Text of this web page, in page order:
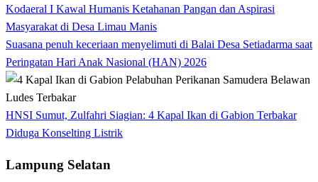
Kodaeral I Kawal Humanis Ketahanan Pangan dan Aspirasi
Masyarakat di Desa Limau Manis
Suasana penuh keceriaan menyelimuti di Balai Desa Setiadarma saat
Peringatan Hari Anak Nasional (HAN) 2026
HNSI Sumut, Zulfahri Siagian: 4 Kapal Ikan di Gabion Terbakar
Diduga Konselting Listrik
Lampung Selatan